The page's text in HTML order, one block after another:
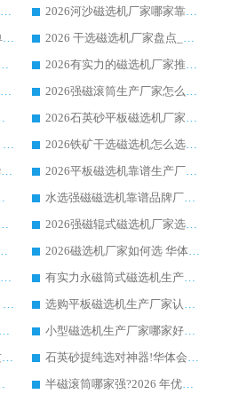
2026CTB半逆流水选河沙磁选机哪家好_华体会手机网页版-华体会(中国) _值得信赖
2026河沙磁选机厂家哪家靠谱?华体会手机网页版-华体会(中国) 优质河沙磁选机厂家推荐
2026 永磁滚筒厂家推荐榜单：技术与实力双驱，华体会手机网页版-华体会(中国) 表现突出
2026 干选磁选机厂家盘点_华体会手机网页版-华体会(中国) 靠谱品牌选型指南
体会手机网页版-华体会(中国) _综合实力剖析
2026有实力的磁选机厂家推荐_华体会手机网页版-华体会(中国) _行业标杆与优质厂商盘点
2026矿用RCT永磁滚筒优选厂家_华体会手机网页版-华体会(中国) 领衔靠谱品牌盘点
2026强磁滚筒生产厂家怎么选?行业口碑推荐华体会手机网页版-华体会(中国)
网页版-华体会(中国)
2026石英砂平板磁选机厂家推荐 华体会手机网页版-华体会(中国) 技术实力备受行业认可
2026 磁选机厂家实力排名：技术与实力双轮驱动，华体会手机网页版-华体会(中国) 领跑
2026铁矿干选磁选机怎么选?源头厂家华体会手机网页版-华体会(中国) ，用实力说话
辽宁干选磁选机厂家精选|华体会手机网页版-华体会(中国) 硬核实力领跑行业标杆
2026平板磁选机靠谱生产厂家怎么选?行业标杆华体会手机网页版-华体会(中国) ，凭硬实力脱颖而出
国) 强磁磁选机生产厂家
水选强磁磁选机靠谱品牌厂家推荐：华体会手机网页版-华体会(中国) ，技术实力与口碑双在线
会手机网页版-华体会(中国) _内行认可的靠谱厂家
2026强磁辊式磁选机厂家选购技巧_认准华体会手机网页版-华体会(中国) 生产厂家
体会手机网页版-华体会(中国) 稳居前列
2026磁选机厂家如何选 华体会手机网页版-华体会(中国) 生产厂家14年行业经验支招
2026甄选磁选机优质厂家推荐：潍坊华体会手机网页版-华体会(中国) ，凭实力稳居行业前列
有实力永磁筒式磁选机生产厂家优质设备推荐榜｜华体会手机网页版-华体会(中国) 领衔
2026磁选机生产厂家实力榜 TOP1：华体会手机网页版-华体会(中国) 凭什么成为行业喜欢选?
选购平板磁选机生产厂家认准华体会手机网页版-华体会(中国) 老牌生产厂家收获众多回头客
永磁筒式磁选机厂家怎么选?14 年老厂华体会手机网页版-华体会(中国) 凭实力出圈，这 5 大优势太圈粉
小型磁选机生产厂家哪家好?2026 年实测推荐，华体会手机网页版-华体会(中国) 十年口碑厂值得闭眼入
锰矿提纯选对设备才赚钱!这家临朐厂家的强磁辊磁选机凭啥成行业标杆?
石英砂提纯选对神器!华体会手机网页版-华体会(中国) 强磁辊式磁选机价格优势全解析(2026 实测)
) 临朐大厂实地测评
半磁滚筒哪家强?2026 年优质厂家推荐，华体会手机网页版-华体会(中国) 为什么能领跑行业